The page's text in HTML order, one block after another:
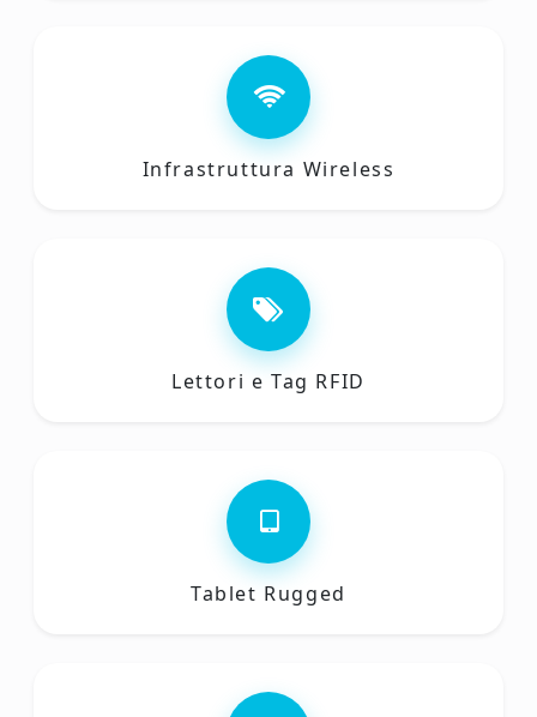
Infrastruttura Wireless
Lettori e Tag RFID
Tablet Rugged